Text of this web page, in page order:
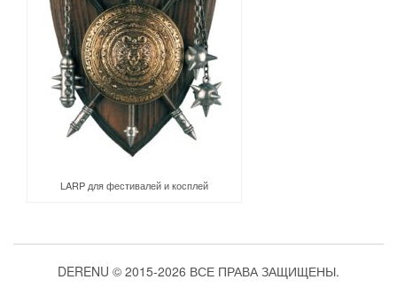
LARP для фестивалей и косплей
DERENU © 2015-2026 ВСЕ ПРАВА ЗАЩИЩЕНЫ.